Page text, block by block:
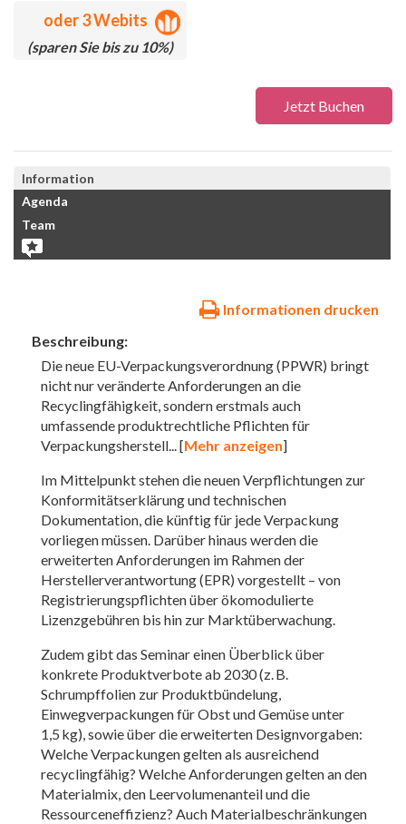
oder3 Webits
(sparen Sie bis zu 10%)
Jetzt Buchen
Information
Agenda
Team
Informationen drucken
Beschreibung:
Die neue EU-Verpackungsverordnung (PPWR) bringt
nicht nur veränderte Anforderungen an die
Recyclingfähigkeit, sondern erstmals auch
umfassende produktrechtliche Pflichten für
Verpackungsherstell ... [Mehr anzeigen]
Im Mittelpunkt stehen die neuen Verpflichtungen zur
Konformitätserklärung und technischen
Dokumentation, die künftig für jede Verpackung
vorliegen müssen. Darüber hinaus werden die
erweiterten Anforderungen im Rahmen der
Herstellerverantwortung (EPR) vorgestellt – von
Registrierungspflichten über ökomodulierte
Lizenzgebühren bis hin zur Marktüberwachung.
Zudem gibt das Seminar einen Überblick über
konkrete Produktverbote ab 2030 (z. B.
Schrumpffolien zur Produktbündelung,
Einwegverpackungen für Obst und Gemüse unter
1,5 kg), sowie über die erweiterten Designvorgaben:
Welche Verpackungen gelten als ausreichend
recyclingfähig? Welche Anforderungen gelten an den
Materialmix, den Leervolumenanteil und die
Ressourceneffizienz? Auch Materialbeschränkungen